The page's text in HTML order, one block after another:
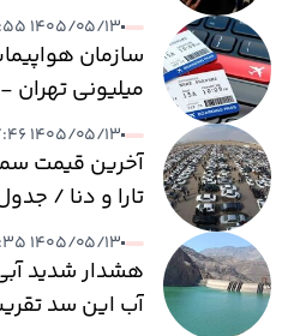
۱۴۰۵/۰۵/۱۳ ۱۷:۵۵
میلیونی
۱۴۰۵/۰۵/۱۳ ۱۷:۴۶
آخرین قیمت
تارا و دنا /
۱۴۰۵/۰۵/۱۳ ۱۷:۳۵
هشدار شدید
آب این سد